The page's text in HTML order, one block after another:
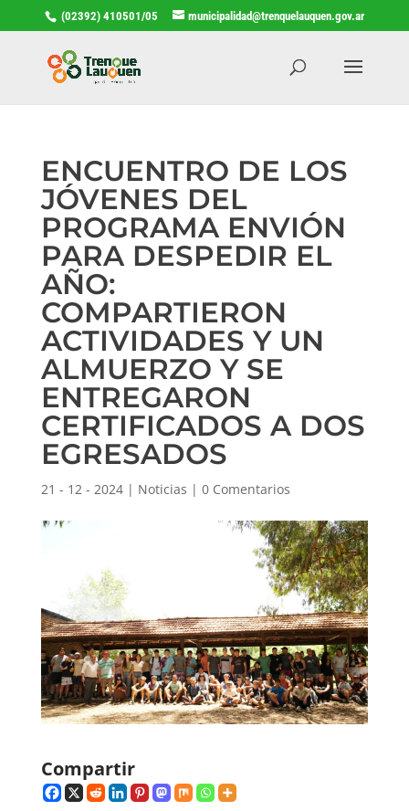
(02392) 410501/05 municipalidad@trenquelauquen.gov.ar
ENCUENTRO DE LOS
JÓVENES DEL
PROGRAMA ENVIÓN
PARA DESPEDIR EL
AÑO:
COMPARTIERON
ACTIVIDADES Y UN
ALMUERZO Y SE
ENTREGARON
CERTIFICADOS A DOS
EGRESADOS
21 - 12 - 2024| Noticias | 0 Comentarios
Compartir